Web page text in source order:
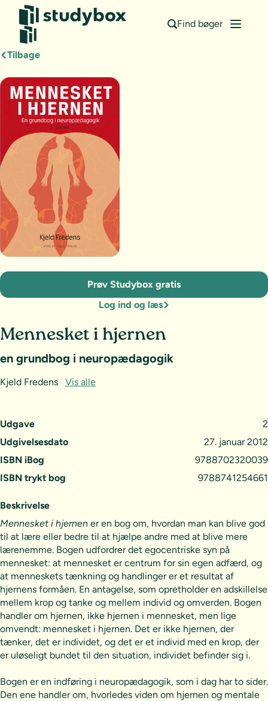
Find bøger
Tilbage
Udgave
2
Udgivelsesdato
27. januar 2012
ISBN iBog
9788702320039
ISBN trykt bog
9788741254661
Mennesket i hjernen
en grundbog i neuropædagogik
Kjeld Fredens Vis alle
Prøv Studybox gratis
Log ind og læs
Beskrivelse
Mennesket i hjernen er en bog om, hvordan man kan blive god
til at lære eller bedre til at hjælpe andre med at blive mere
lærenemme. Bogen udfordrer det egocentriske syn på
mennesket: at mennesket er centrum for sin egen adfærd, og
at menneskets tænkning og handlinger er et resultat af
hjernens formåen. En antagelse, som opretholder en adskillelse
mellem krop og tanke og mellem individ og omverden. Bogen
handler om hjernen, ikke hjernen i mennesket, men lige
omvendt: mennesket i hjernen. Det er ikke hjernen, der
tænker, det er individet, og det er et individ med en krop, der
er uløseligt bundet til den situation, individet befinder sig i.
Bogen er en indføring i neuropædagogik, som i dag har to sider.
Den ene handler om, hvorledes viden om hjernen og mentale